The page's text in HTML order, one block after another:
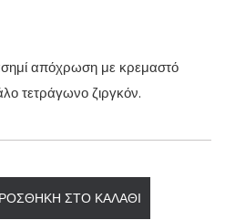
απόχρωση με κρεμαστό
τετράγωνο ζιργκόν.
ΣΤΟ ΚΑΛΆΘΙ